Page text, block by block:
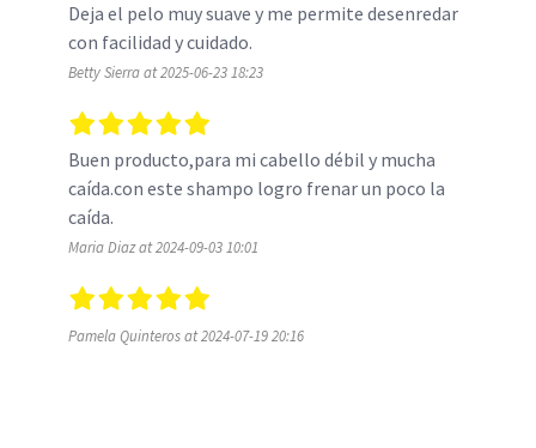
Deja el pelo muy suave y me permite desenredar
Betty Sierra at 2025-06-23 18:23
Buen producto,para mi cabello débil y mucha
caída.con este shampo logro frenar un poco la
caída.
Maria Diaz at 2024-09-03 10:01
Pamela Quinteros at 2024-07-19 20:16